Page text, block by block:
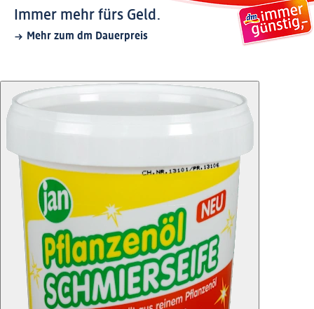
Immer mehr fürs Geld.
Mehr zum dm Dauerpreis